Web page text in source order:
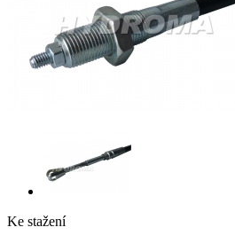
Ke stažení